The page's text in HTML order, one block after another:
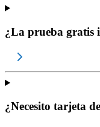
¿La prueba gratis
¿Necesito tarjeta